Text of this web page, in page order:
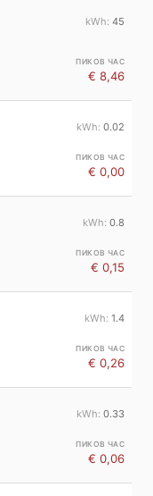
45
€ 8,46
0.02
€ 0,00
0.8
€ 0,15
1.4
€ 0,26
0.33
€ 0,06